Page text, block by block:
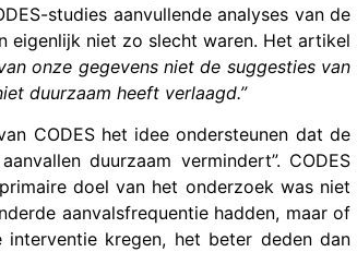
studies aanvullende analyses van de
eigenlijk niet zo slecht waren. Het artikel
onze gegevens niet de suggesties van
duurzaam heeft verlaagd.”
CODES het idee ondersteunen dat de
duurzaam vermindert”. CODES
doel van het onderzoek was niet
aanvalsfrequentie hadden, maar of
kregen, het beter deden dan